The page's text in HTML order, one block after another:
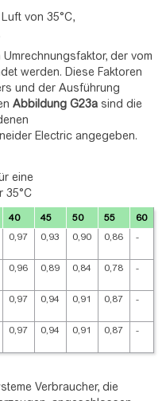
von 35°C,
der vom
werden. Diese Faktoren
und der Ausführung
Abbildung G23a sind die
Electric angegeben.
eine
35°C
40 45 50 55
60
0,97 0,93 0,90 0,86 -
0,96 0,89 0,84 0,78 -
0,97 0,94 0,91 0,87 -
0,97 0,94 0,91 0,87 -
Verbraucher, die